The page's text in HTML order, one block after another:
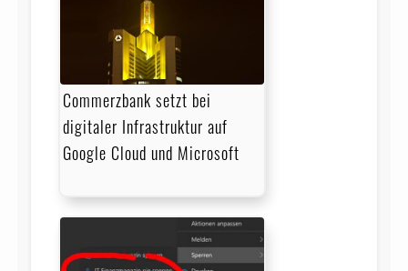
Commerzbank setzt bei
digitaler Infrastruktur auf
Google Cloud und Microsoft